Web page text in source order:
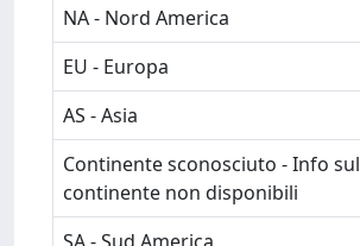
NA - Nord America
EU - Europa
AS - Asia
Continente sconosciuto - Info sul
continente non disponibili